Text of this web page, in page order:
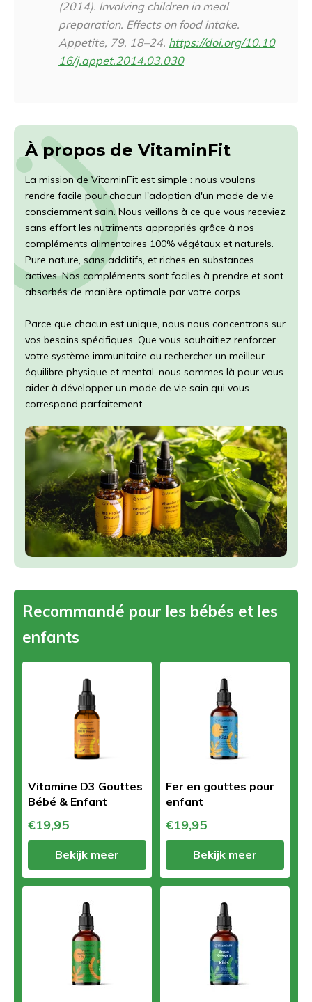
(2014). Involving children in meal
preparation. Effects on food intake.
Appetite, 79, 18–24. https://doi.org/10.10
16/j.appet.2014.03.030
À propos de VitaminFit
La mission de VitaminFit est simple : nous voulons
rendre facile pour chacun l'adoption d'un mode de vie
consciemment sain. Nous veillons à ce que vous receviez
sans effort les nutriments appropriés grâce à nos
compléments alimentaires 100% végétaux et naturels.
Pure nature, sans additifs, et riches en substances
actives. Nos compléments sont faciles à prendre et sont
absorbés de manière optimale par votre corps.
Parce que chacun est unique, nous nous concentrons sur
vos besoins spécifiques. Que vous souhaitiez renforcer
votre système immunitaire ou rechercher un meilleur
équilibre physique et mental, nous sommes là pour vous
aider à développer un mode de vie sain qui vous
correspond parfaitement.
Recommandé pour les bébés et les
enfants
Vitamine D3 Gouttes
Bébé & Enfant
€19,95
Bekijk meer
Fer en gouttes pour
enfant
€19,95
Bekijk meer